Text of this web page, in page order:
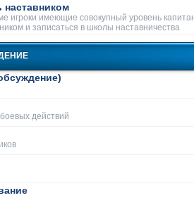
наставником
игроки имеющие совокупный уровень
и записаться в школы наставничества
действий